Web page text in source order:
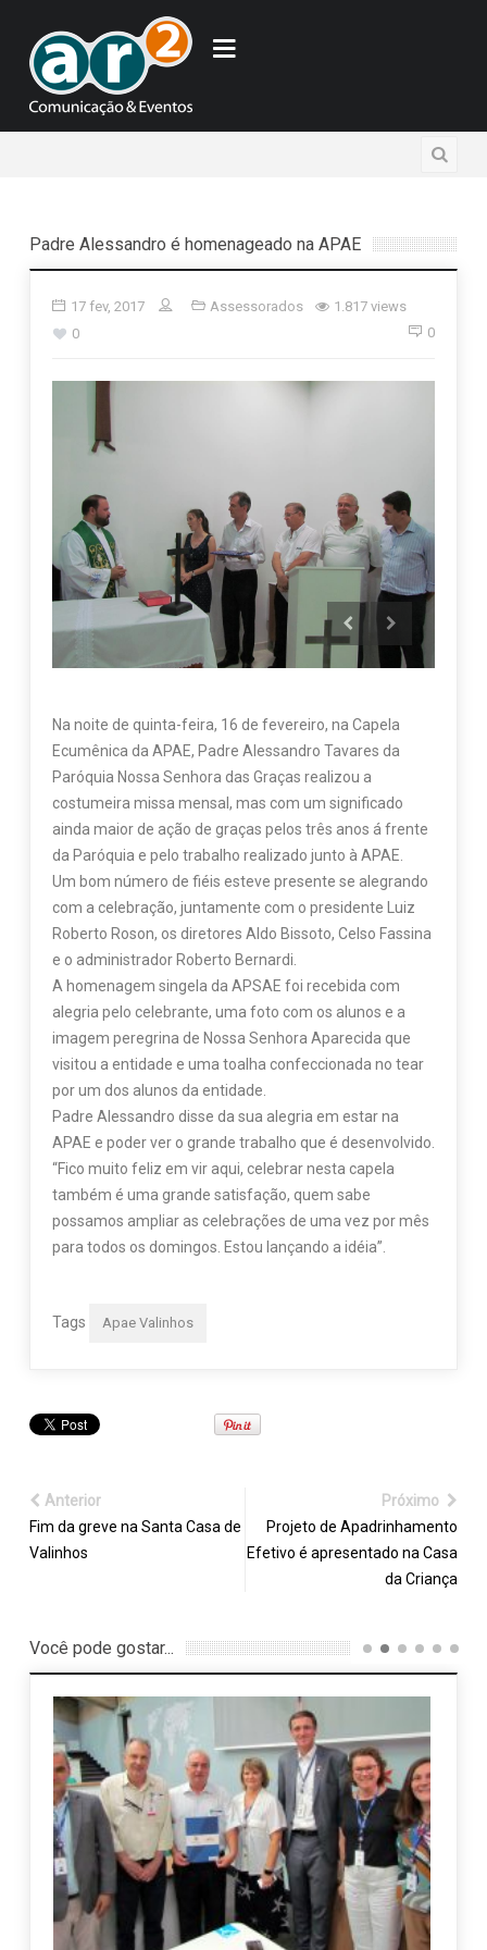
Padre Alessandro é homenageado na APAE
17 fev, 2017 Assessorados
1.817 views
0
0
Na noite de quinta-feira, 16 de fevereiro, na Capela
Ecumênica da APAE, Padre Alessandro Tavares da
Paróquia Nossa Senhora das Graças realizou a
costumeira missa mensal, mas com um significado
ainda maior de ação de graças pelos três anos á frente
da Paróquia e pelo trabalho realizado junto à APAE.
Um bom número de fiéis esteve presente se alegrando
com a celebração, juntamente com o presidente Luiz
Roberto Roson, os diretores Aldo Bissoto, Celso Fassina
e o administrador Roberto Bernardi.
A homenagem singela da APSAE foi recebida com
alegria pelo celebrante, uma foto com os alunos e a
imagem peregrina de Nossa Senhora Aparecida que
visitou a entidade e uma toalha confeccionada no tear
por um dos alunos da entidade.
Padre Alessandro disse da sua alegria em estar na
APAE e poder ver o grande trabalho que é desenvolvido.
“Fico muito feliz em vir aqui, celebrar nesta capela
também é uma grande satisfação, quem sabe
possamos ampliar as celebrações de uma vez por mês
para todos os domingos. Estou lançando a idéia”.
Tags Apae Valinhos
Anterior
Fim da greve na Santa Casa de
Valinhos
Próximo
Projeto de Apadrinhamento
Efetivo é apresentado na Casa
da Criança
Você pode gostar...